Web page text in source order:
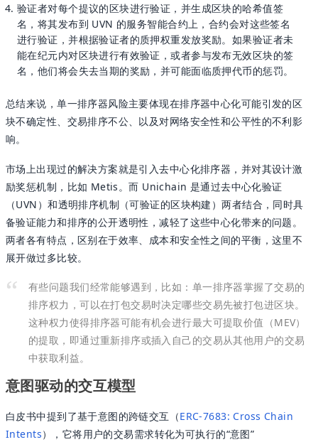
验证者对每个提议的区块进行验证，并生成区块的哈希值签
名，将其发布到 UVN 的服务智能合约上，合约会对这些签名
进行验证，并根据验证者的质押权重发放奖励。如果验证者未
能在纪元内对区块进行有效验证，或者参与发布无效区块的签
名，他们将会失去当期的奖励，并可能面临质押代币的惩罚。
总结来说，单一排序器风险主要体现在排序器中心化可能引发的区
块不确定性、交易排序不公、以及对网络安全性和公平性的不利影
响。
市场上出现过的解决方案就是引入去中心化排序器，并对其设计激
励奖惩机制，比如 Metis。而 Unichain 是通过去中心化验证
（UVN）和透明排序机制（可验证的区块构建）两者结合，同时具
备验证能力和排序的公开透明性，减轻了这些中心化带来的问题。
两者各有特点，区别在于效率、成本和安全性之间的平衡，这里不
展开做过多比较。
有些问题我们经常能够遇到，比如：单一排序器掌握了交易的
排序权力，可以在打包交易时决定哪些交易先被打包进区块。
这种权力使得排序器可能有机会进行最大可提取价值（MEV）
的提取，即通过重新排序或插入自己的交易从其他用户的交易
中获取利益。
意图驱动的交互模型
白皮书中提到了基于意图的跨链交互（ERC-7683: Cross Chain
Intents），它将用户的交易需求转化为可执行的“意图”